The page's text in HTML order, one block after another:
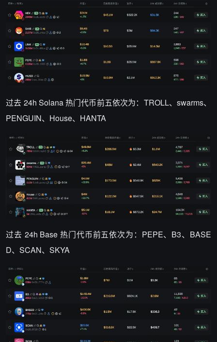
过去 24h Solana 热门代币前五依次为：TROLL、swarms、
PENGUIN、House、HANTA
过去 24h Base 热门代币前五依次为：PEPE、B3、BASE
D、SCAN、SKYA